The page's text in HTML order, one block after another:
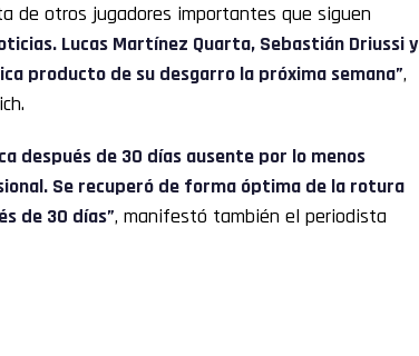
de otros jugadores importantes que siguen
Lucas Martínez Quarta, Sebastián Driussi y
producto de su desgarro la próxima semana”,
después de 30 días ausente por lo menos
Se recuperó de forma óptima de la rotura
de 30 días”, manifestó también el periodista